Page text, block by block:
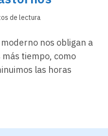
de lectura
nos obligan a
tiempo, como
las horas